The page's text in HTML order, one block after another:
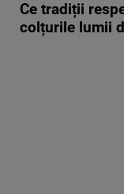
Ce tradiții
colțurile lumii